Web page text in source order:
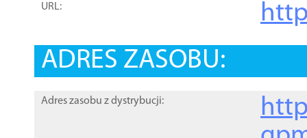
URL:
ADRES ZASOBU:
Adres zasobu z dystrybucji: